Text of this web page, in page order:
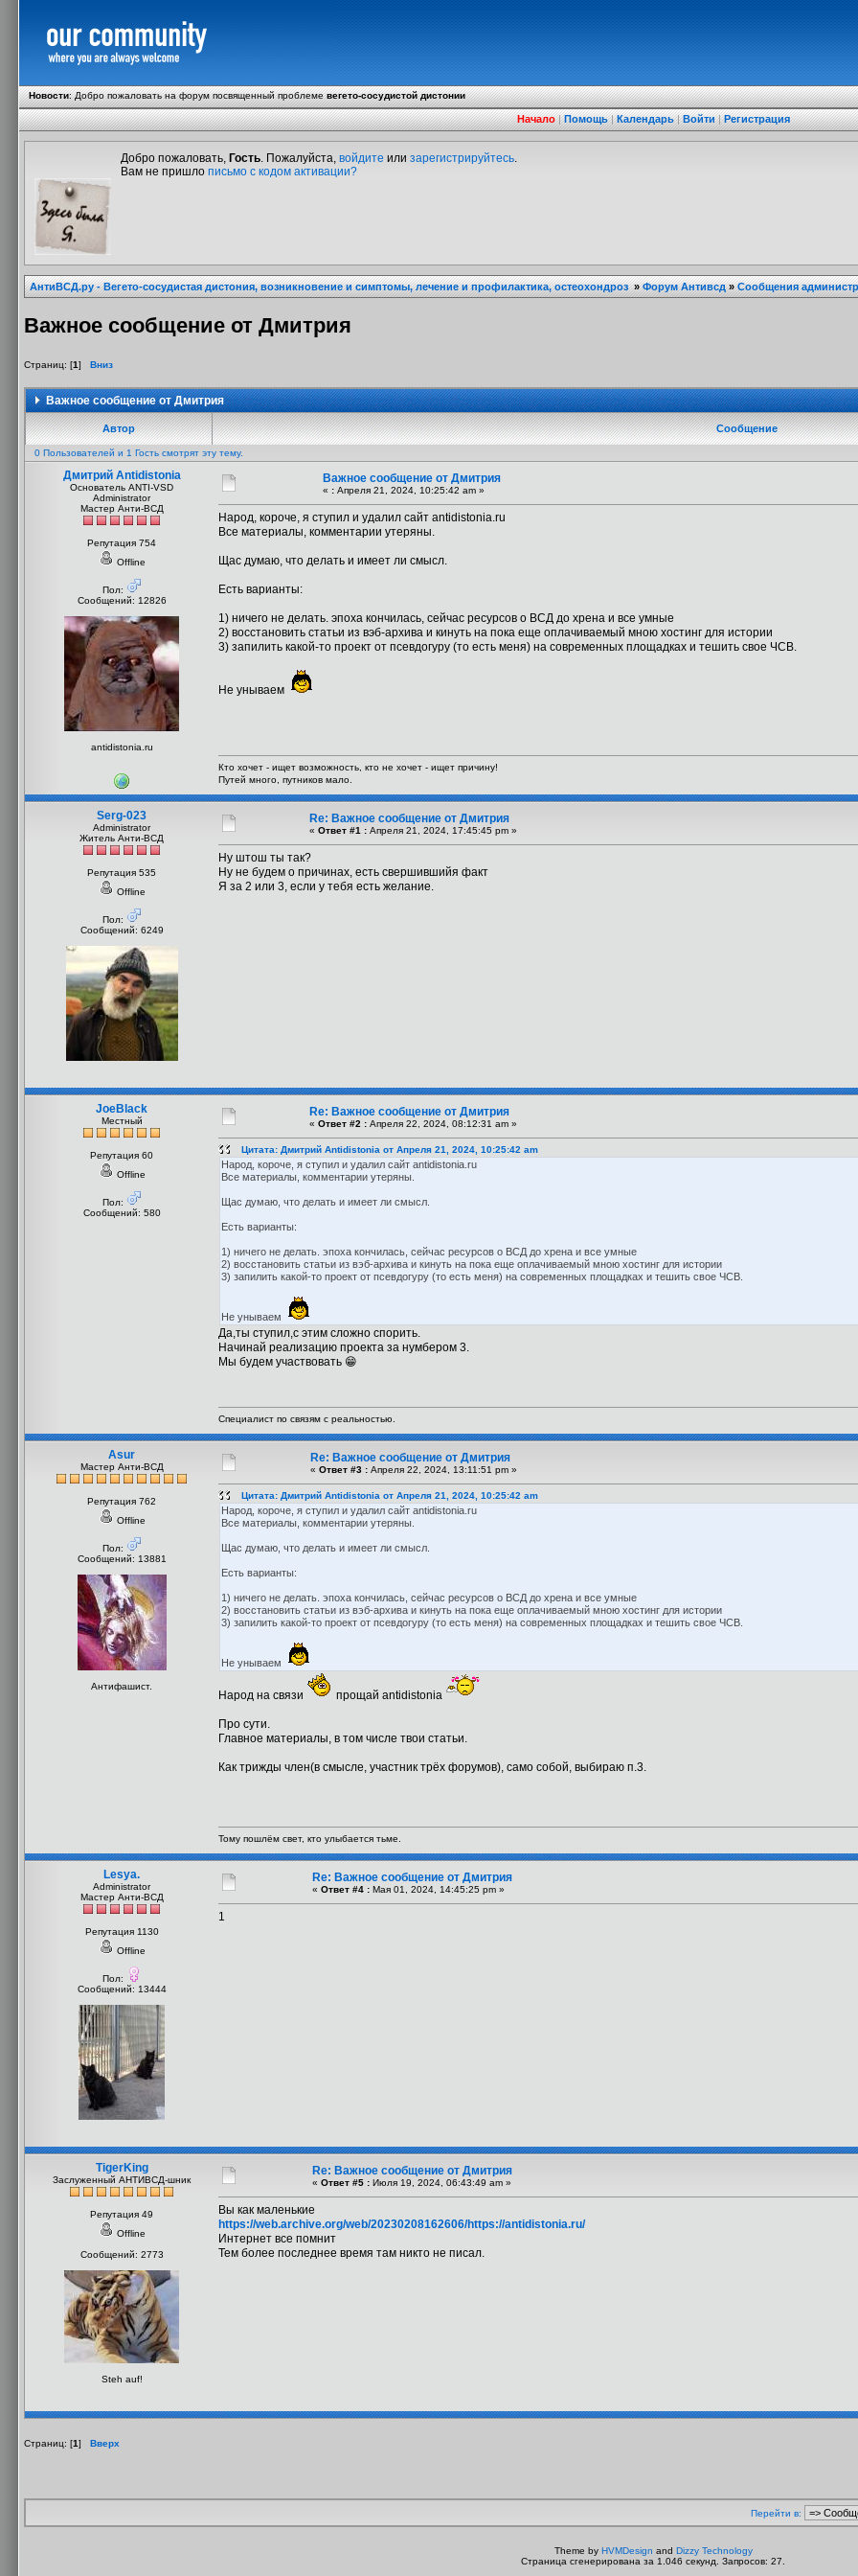
Новости:Добро пожаловать на форум посвященный проблемевегето-сосудистой дистонии
Начало|Помощь|Календарь|Войти|Регистрация
Добро пожаловать, Гость. Пожалуйста, войдите или зарегистрируйтесь.
Вам не пришло письмо с кодом активации?
АнтиВСД.ру - Вегето-сосудистая дистония, возникновение и симптомы, лечение и профилактика, остеохондроз»Форум Антивсд»Сообщения
Важное сообщение от Дмитрия
Страниц: [1] Вниз
Важное сообщение от Дмитрия
Автор Сообщение
0 Пользователей и 1 Гость смотрят эту тему.
Дмитрий Antidistonia
Основатель ANTI-VSD
Administrator
Мастер Анти-ВСД
Репутация 754
Offline
Пол:
Сообщений: 12826
antidistonia.ru
Важное сообщение от Дмитрия
« : Апреля 21, 2024, 10:25:42 am »
Народ, короче, я ступил и удалил сайт antidistonia.ru
Все материалы, комментарии утеряны.
Щас думаю, что делать и имеет ли смысл.
Есть варианты:
1) ничего не делать. эпоха кончилась, сейчас ресурсов о ВСД до хрена и все умные
2) восстановить статьи из вэб-архива и кинуть на пока еще оплачиваемый мною хостинг для истории
3) запилить какой-то проект от псевдогуру (то есть меня) на современных площадках и тешить свое ЧСВ.
Не унываем
Кто хочет - ищет возможность, кто не хочет - ищет причину!
Путей много, путников мало.
Serg-023
Administrator
Житель Анти-ВСД
Репутация 535
Offline
Пол:
Сообщений: 6249
Re: Важное сообщение от Дмитрия
« Ответ #1 : Апреля 21, 2024, 17:45:45 pm »
Ну штош ты так?
Ну не будем о причинах, есть свершившийя факт
Я за 2 или 3, если у тебя есть желание.
JoeBlack
Местный
Репутация 60
Offline
Пол:
Сообщений: 580
Re: Важное сообщение от Дмитрия
« Ответ #2 : Апреля 22, 2024, 08:12:31 am »
Цитата: Дмитрий Antidistonia от Апреля 21, 2024, 10:25:42 am
Народ, короче, я ступил и удалил сайт antidistonia.ru
Все материалы, комментарии утеряны.
Щас думаю, что делать и имеет ли смысл.
Есть варианты:
1) ничего не делать. эпоха кончилась, сейчас ресурсов о ВСД до хрена и все умные
2) восстановить статьи из вэб-архива и кинуть на пока еще оплачиваемый мною хостинг для истории
3) запилить какой-то проект от псевдогуру (то есть меня) на современных площадках и тешить свое ЧСВ.
Не унываем
Да,ты ступил,с этим сложно спорить.
Начинай реализацию проекта за нумбером 3.
Мы будем участвовать 😁
Специалист по связям с реальностью.
Asur
Мастер Анти-ВСД
Репутация 762
Offline
Пол:
Сообщений: 13881
Антифашист.
Re: Важное сообщение от Дмитрия
« Ответ #3 : Апреля 22, 2024, 13:11:51 pm »
Цитата: Дмитрий Antidistonia от Апреля 21, 2024, 10:25:42 am
Народ, короче, я ступил и удалил сайт antidistonia.ru
Все материалы, комментарии утеряны.
Щас думаю, что делать и имеет ли смысл.
Есть варианты:
1) ничего не делать. эпоха кончилась, сейчас ресурсов о ВСД до хрена и все умные
2) восстановить статьи из вэб-архива и кинуть на пока еще оплачиваемый мною хостинг для истории
3) запилить какой-то проект от псевдогуру (то есть меня) на современных площадках и тешить свое ЧСВ.
Не унываем
Народ на связи прощай antidistonia
Про сути.
Главное материалы, в том числе твои статьи.
Как трижды член(в смысле, участник трёх форумов), само собой, выбираю п.3.
Тому пошлём свет, кто улыбается тьме.
Lesya.
Administrator
Мастер Анти-ВСД
Репутация 1130
Offline
Пол:
Сообщений: 13444
Re: Важное сообщение от Дмитрия
« Ответ #4 : Мая 01, 2024, 14:45:25 pm »
1
TigerKing
Заслуженный АНТИВСД-шник
Репутация 49
Offline
Сообщений: 2773
Steh auf!
Re: Важное сообщение от Дмитрия
« Ответ #5 : Июля 19, 2024, 06:43:49 am »
Вы как маленькие
https://web.archive.org/web/20230208162606/https://antidistonia.ru/
Интернет все помнит
Тем более последнее время там никто не писал.
Страниц: [1] Вверх
Перейти в:
Theme by HVMDesign and Dizzy Technology
Страница сгенерирована за 1.046 секунд. Запросов: 27.